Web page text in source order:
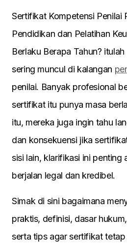
Sertifikat Kompetensi Penilai
Pendidikan dan Pelatihan
Berlaku Berapa Tahun?
sering muncul di kalangan
penilai. Banyak profesional
sertifikat itu punya masa
itu, mereka juga ingin tahu
dan konsekuensi jika
sisi lain, klarifikasi ini penting
berjalan legal dan kredibel.
Simak di sini bagaimana
praktis, definisi, dasar
serta tips agar sertifikat